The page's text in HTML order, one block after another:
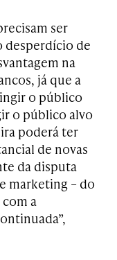
ser
desperdício de
na
já que a
o público
o público alvo
poderá ter
de novas
da disputa
marketing – do
a